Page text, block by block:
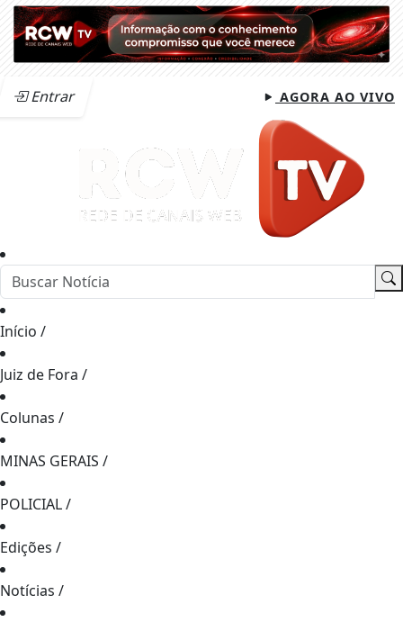
Entrar AGORA AO VIVO
Início /
Juiz de Fora /
Colunas /
MINAS GERAIS /
POLICIAL/
Edições /
Notícias /